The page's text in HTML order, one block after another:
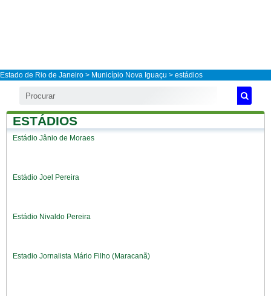
Estado de Rio de Janeiro > Município Nova Iguaçu > estádios
ESTÁDIOS
Estádio Jânio de Moraes
Estádio Joel Pereira
Estádio Nivaldo Pereira
Estadio Jornalista Mário Filho (Maracanã)